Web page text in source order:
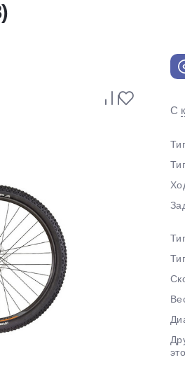
С
без переплат
платежей
в корзину